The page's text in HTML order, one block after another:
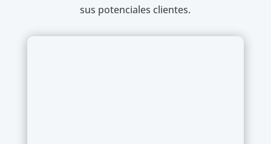
sus potenciales clientes.